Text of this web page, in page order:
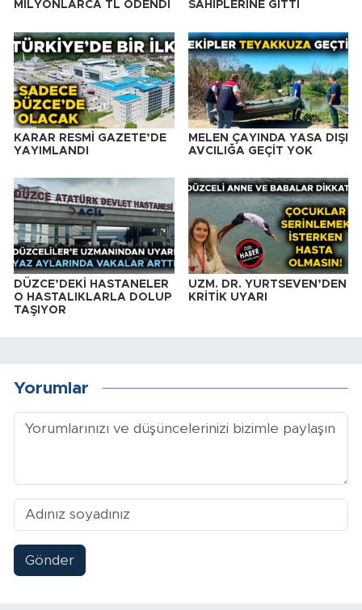
MİLYONLARCA TL ÖDENDİ SAHİPLERİNE GİTTİ
KARAR RESMİ GAZETE’DE
YAYIMLANDI
MELEN ÇAYINDA YASA DIŞI
AVCILIĞA GEÇİT YOK
DÜZCE’DEKİ HASTANELER
O HASTALIKLARLA DOLUP
TAŞIYOR
UZM. DR. YURTSEVEN’DEN
KRİTİK UYARI
Yorumlar
Gönder